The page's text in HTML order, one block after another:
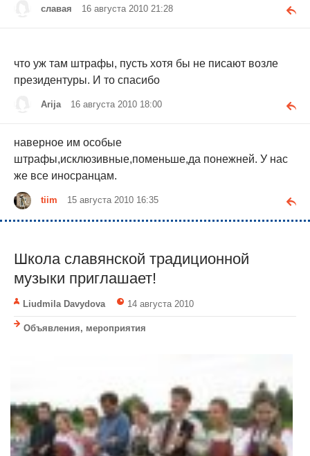
cлавая 16 августа 2010 21:28
что уж там штрафы, пусть хотя бы не писают возле
президентуры. И то спасибо
Arija 16 августа 2010 18:00
наверное им особые
штрафы,исклюзивные,поменьше,да понежней. У нас
же все иносранцам.
tiim 15 августа 2010 16:35
Школа славянской традиционной
музыки приглашает!
Liudmila Davydova 14 августа 2010
Объявления, мероприятия